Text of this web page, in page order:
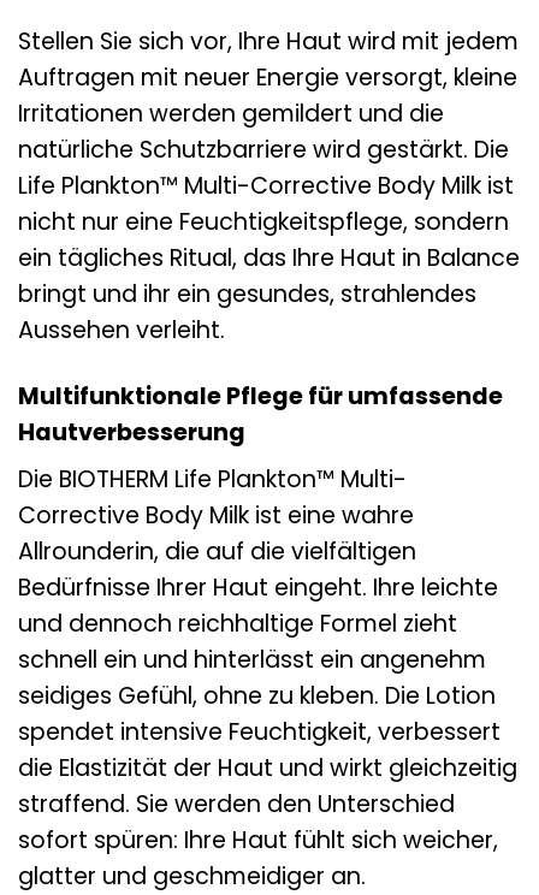
Stellen Sie sich vor, Ihre Haut wird mit jedem
Auftragen mit neuer Energie versorgt, kleine
Irritationen werden gemildert und die
natürliche Schutzbarriere wird gestärkt. Die
Life Plankton™ Multi-Corrective Body Milk ist
nicht nur eine Feuchtigkeitspflege, sondern
ein tägliches Ritual, das Ihre Haut in Balance
bringt und ihr ein gesundes, strahlendes
Aussehen verleiht.
Multifunktionale Pflege für umfassende
Hautverbesserung
Die BIOTHERM Life Plankton™ Multi-
Corrective Body Milk ist eine wahre
Allrounderin, die auf die vielfältigen
Bedürfnisse Ihrer Haut eingeht. Ihre leichte
und dennoch reichhaltige Formel zieht
schnell ein und hinterlässt ein angenehm
seidiges Gefühl, ohne zu kleben. Die Lotion
spendet intensive Feuchtigkeit, verbessert
die Elastizität der Haut und wirkt gleichzeitig
straffend. Sie werden den Unterschied
sofort spüren: Ihre Haut fühlt sich weicher,
glatter und geschmeidiger an.